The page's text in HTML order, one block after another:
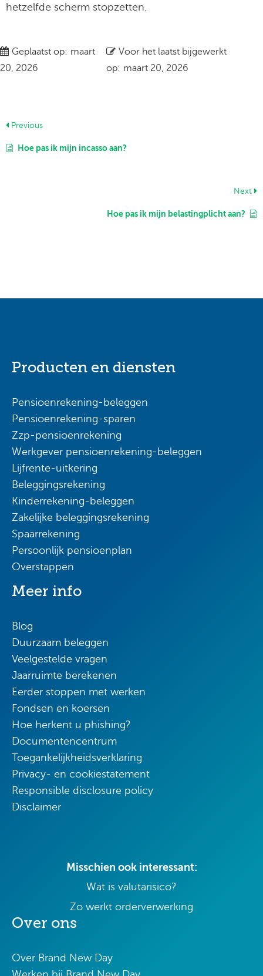
hetzelfde scherm stopzetten.
Geplaatst op: maart
20, 2026
Voor het laatst bijgewerkt
op: maart 20, 2026
Previous
Hoe pas ik mijn incasso aan?
Next
Hoe pas ik mijn belastingplicht aan?
Producten en diensten
Pensioenrekening-beleggen
Pensioenrekening-sparen
Zzp-pensioenrekening
Werkgever pensioenrekening-beleggen
Lijfrente-uitkering
Beleggingsrekening
Kinderrekening-beleggen
Zakelijke beleggingsrekening
Spaarrekening
Persoonlijk pensioenplan
Overstappen
Meer info
Blog
Duurzaam beleggen
Veelgestelde vragen
Jaarruimte berekenen
Eerder stoppen met werken
Fondsen en koersen
Hoe herkent u phishing?
Documentencentrum
Toegankelijkheidsverklaring
Privacy- en cookiestatement
Responsible disclosure policy
Disclaimer
Misschien ook interessant:
Wat is valutarisico?
Zo werkt orderverwerking
Over ons
Over Brand New Day